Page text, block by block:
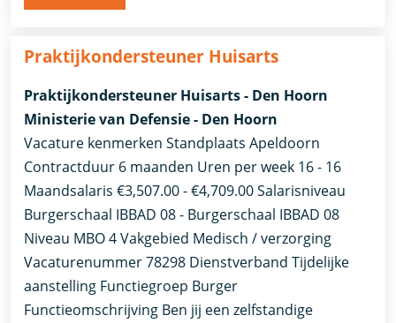
Praktijkondersteuner Huisarts
Praktijkondersteuner Huisarts - Den Hoorn
Ministerie van Defensie - Den Hoorn
Vacature kenmerken Standplaats Apeldoorn
Contractduur 6 maanden Uren per week 16 - 16
Maandsalaris €3,507.00 - €4,709.00 Salarisniveau
Burgerschaal IBBAD 08 - Burgerschaal IBBAD 08
Niveau MBO 4 Vakgebied Medisch / verzorging
Vacaturenummer 78298 Dienstverband Tijdelijke
aanstelling​​ Functiegroep Burger​
Functieomschrijving Ben jij een zelfstandige